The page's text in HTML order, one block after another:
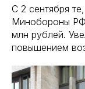
С 2 сентября
Минобороны РФ
млн рублей.
повышением